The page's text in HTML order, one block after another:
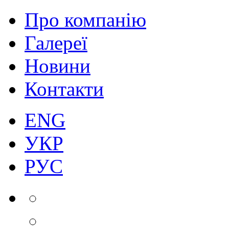
Про компанію
Галереї
Новини
Контакти
ENG
УКР
РУС